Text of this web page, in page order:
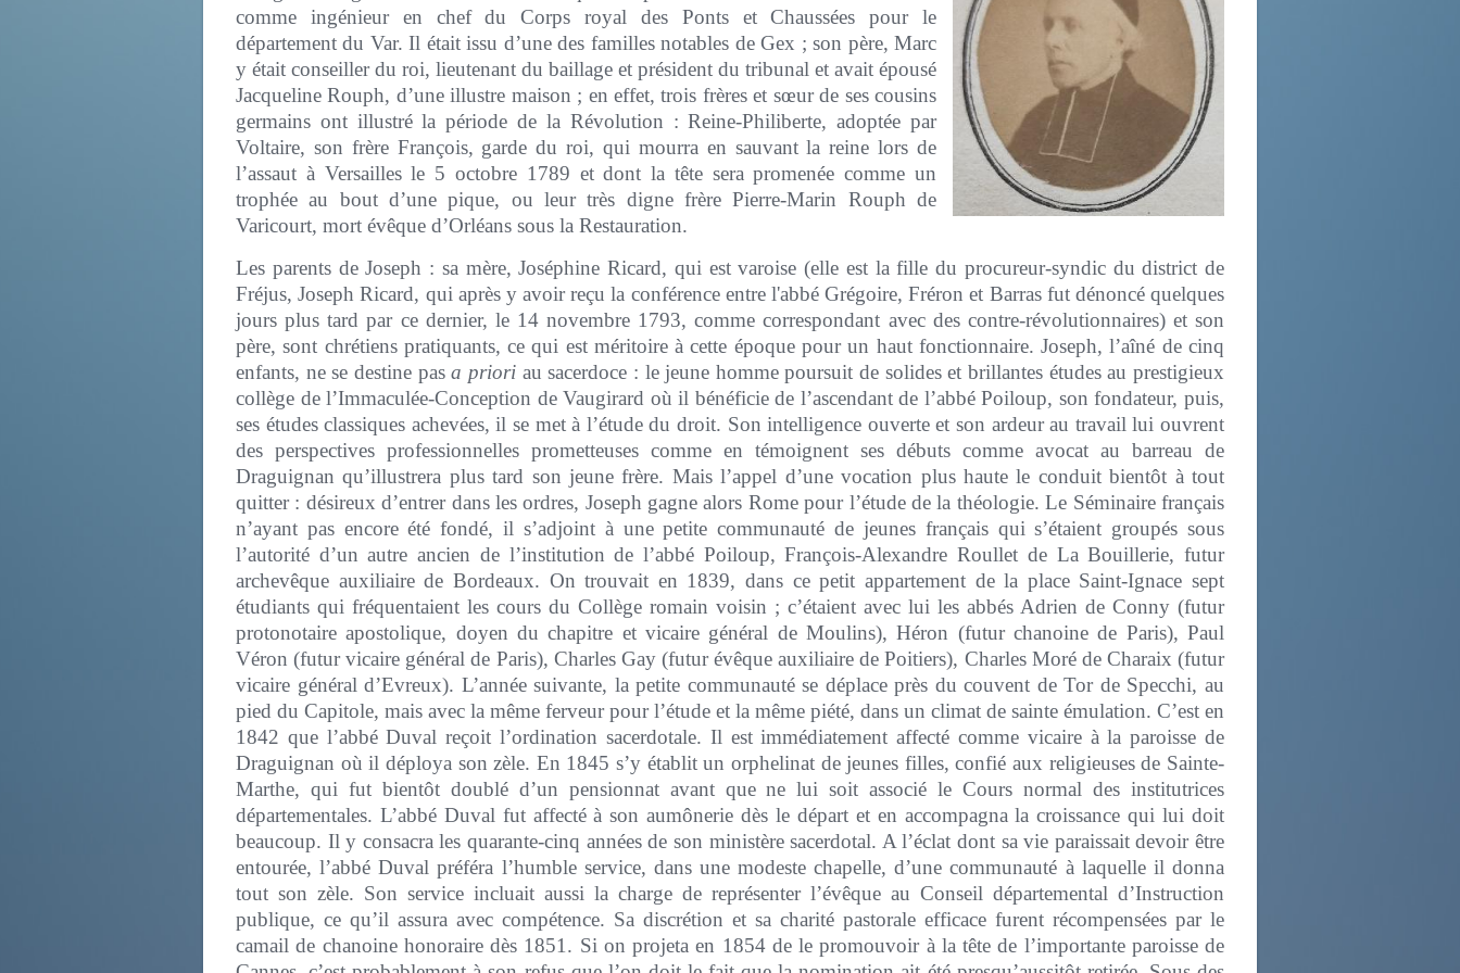
comme ingénieur en chef du Corps royal des Ponts et Chaussées pour le
département du Var. Il était issu d’une des familles notables de Gex ; son père, Marc
y était conseiller du roi, lieutenant du baillage et président du tribunal et avait épousé
Jacqueline Rouph, d’une illustre maison ; en effet, trois frères et sœur de ses cousins
germains ont illustré la période de la Révolution : Reine-Philiberte, adoptée par
Voltaire, son frère François, garde du roi, qui mourra en sauvant la reine lors de
l’assaut à Versailles le 5 octobre 1789 et dont la tête sera promenée comme un
trophée au bout d’une pique, ou leur très digne frère Pierre-Marin Rouph de
Varicourt, mort évêque d’Orléans sous la Restauration.
Les parents de Joseph : sa mère, Joséphine Ricard, qui est varoise (elle est la fille du procureur-syndic du district de
Fréjus, Joseph Ricard, qui après y avoir reçu la conférence entre l'abbé Grégoire, Fréron et Barras fut dénoncé quelques
jours plus tard par ce dernier, le 14 novembre 1793, comme correspondant avec des contre-révolutionnaires) et son
père, sont chrétiens pratiquants, ce qui est méritoire à cette époque pour un haut fonctionnaire. Joseph, l’aîné de cinq
enfants, ne se destine pasa prioriau sacerdoce : le jeune homme poursuit de solides et brillantes études au prestigieux
collège de l’Immaculée-Conception de Vaugirard où il bénéficie de l’ascendant de l’abbé Poiloup, son fondateur, puis,
ses études classiques achevées, il se met à l’étude du droit. Son intelligence ouverte et son ardeur au travail lui ouvrent
des perspectives professionnelles prometteuses comme en témoignent ses débuts comme avocat au barreau de
Draguignan qu’illustrera plus tard son jeune frère. Mais l’appel d’une vocation plus haute le conduit bientôt à tout
quitter : désireux d’entrer dans les ordres, Joseph gagne alors Rome pour l’étude de la théologie. Le Séminaire français
n’ayant pas encore été fondé, il s’adjoint à une petite communauté de jeunes français qui s’étaient groupés sous
l’autorité d’un autre ancien de l’institution de l’abbé Poiloup, François-Alexandre Roullet de La Bouillerie, futur
archevêque auxiliaire de Bordeaux. On trouvait en 1839, dans ce petit appartement de la place Saint-Ignace sept
étudiants qui fréquentaient les cours du Collège romain voisin ; c’étaient avec lui les abbés Adrien de Conny (futur
protonotaire apostolique, doyen du chapitre et vicaire général de Moulins), Héron (futur chanoine de Paris), Paul
Véron (futur vicaire général de Paris), Charles Gay (futur évêque auxiliaire de Poitiers), Charles Moré de Charaix (futur
vicaire général d’Evreux). L’année suivante, la petite communauté se déplace près du couvent de Tor de Specchi, au
pied du Capitole, mais avec la même ferveur pour l’étude et la même piété, dans un climat de sainte émulation. C’est en
1842 que l’abbé Duval reçoit l’ordination sacerdotale. Il est immédiatement affecté comme vicaire à la paroisse de
Draguignan où il déploya son zèle. En 1845 s’y établit un orphelinat de jeunes filles, confié aux religieuses de Sainte-
Marthe, qui fut bientôt doublé d’un pensionnat avant que ne lui soit associé le Cours normal des institutrices
départementales. L’abbé Duval fut affecté à son aumônerie dès le départ et en accompagna la croissance qui lui doit
beaucoup. Il y consacra les quarante-cinq années de son ministère sacerdotal. A l’éclat dont sa vie paraissait devoir être
entourée, l’abbé Duval préféra l’humble service, dans une modeste chapelle, d’une communauté à laquelle il donna
tout son zèle. Son service incluait aussi la charge de représenter l’évêque au Conseil départemental d’Instruction
publique, ce qu’il assura avec compétence. Sa discrétion et sa charité pastorale efficace furent récompensées par le
camail de chanoine honoraire dès 1851. Si on projeta en 1854 de le promouvoir à la tête de l’importante paroisse de